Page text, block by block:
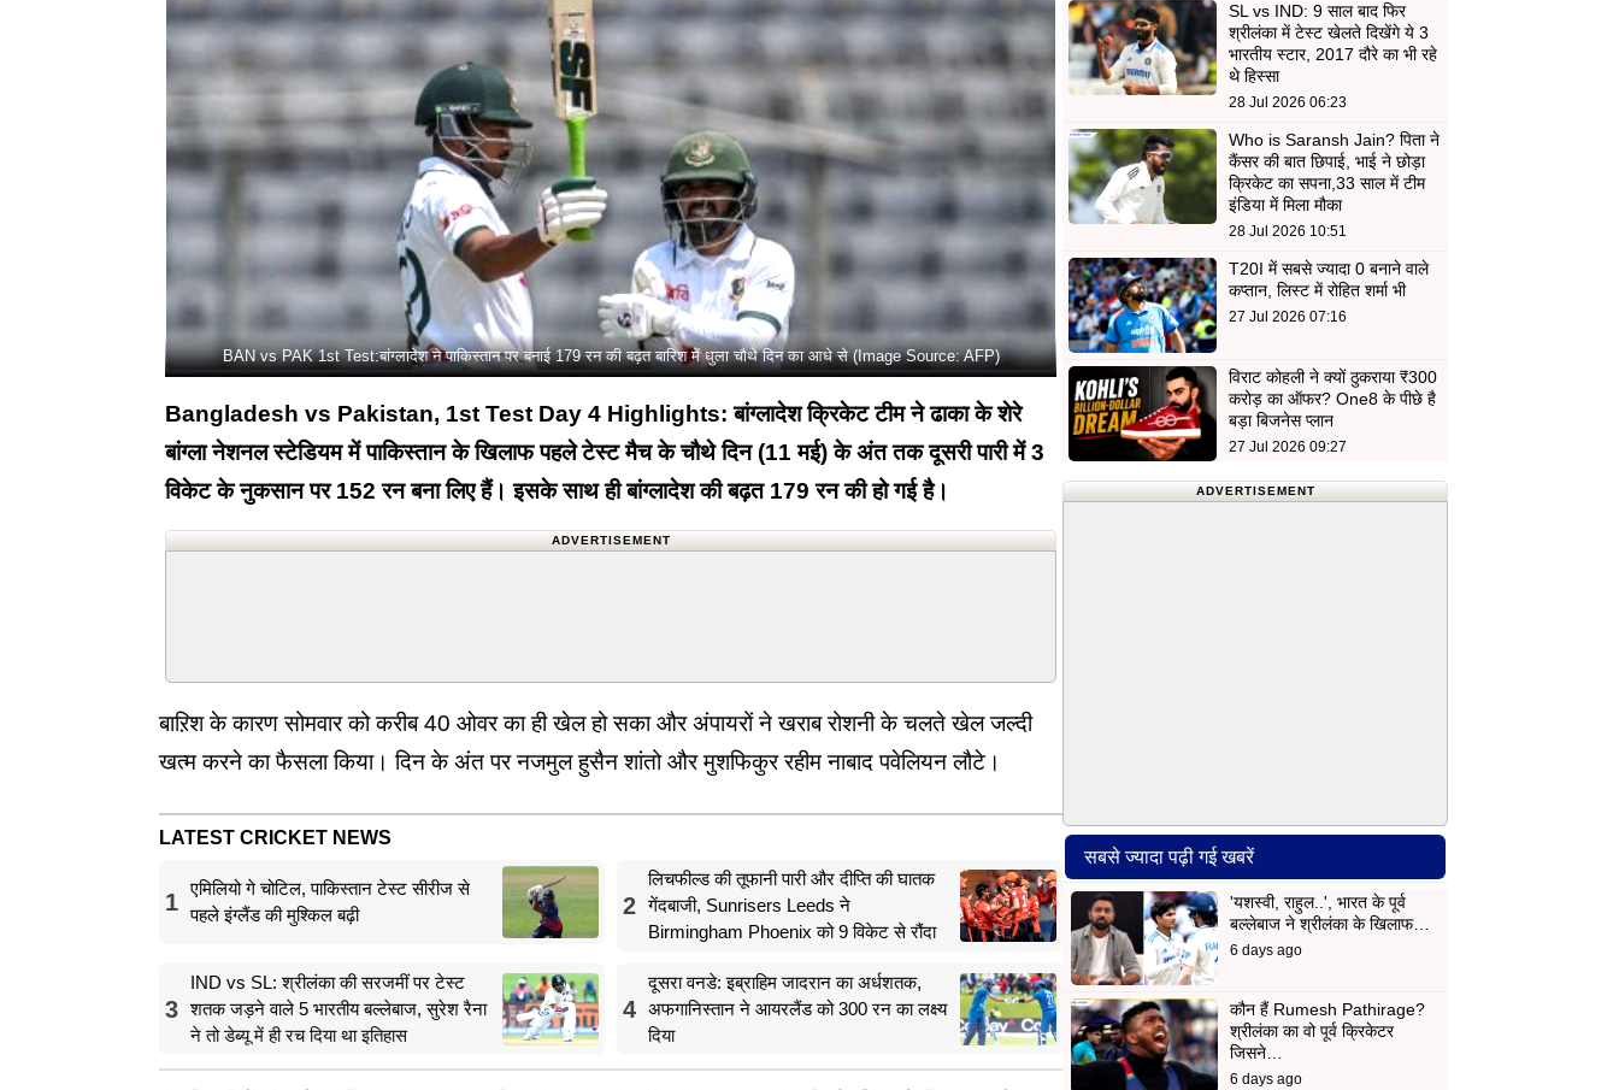
BAN vs PAK 1st Test:बांग्लादेश ने पाकिस्तान पर बनाई 179 रन की बढ़त बारिश में धुला चौथे दिन का आधे से (Image Source: AFP)
Bangladesh vs Pakistan, 1st Test Day 4 Highlights: बांग्लादेश क्रिकेट टीम ने ढाका के शेरे
बांग्ला नेशनल स्टेडियम में पाकिस्तान के खिलाफ पहले टेस्ट मैच के चौथे दिन (11 मई) के अंत तक दूसरी पारी में 3
विकेट के नुकसान पर 152 रन बना लिए हैं। इसके साथ ही बांग्लादेश की बढ़त 179 रन की हो गई है।
ADVERTISEMENT
बाऱिश के कारण सोमवार को करीब 40 ओवर का ही खेल हो सका और अंपायरों ने खराब रोशनी के चलते खेल जल्दी
खत्म करने का फैसला किया। दिन के अंत पर नजमुल हुसैन शांतो और मुशफिकुर रहीम नाबाद पवेलियन लौटे।
LATEST CRICKET NEWS
1
एमिलियो गे चोटिल, पाकिस्तान टेस्ट सीरीज से
पहले इंग्लैंड की मुश्किल बढ़ी
2
लिचफील्ड की तूफानी पारी और दीप्ति की घातक
गेंदबाजी, Sunrisers Leeds ने
Birmingham Phoenix को 9 विकेट से रौंदा
3
IND vs SL: श्रीलंका की सरजमीं पर टेस्ट
शतक जड़ने वाले 5 भारतीय बल्लेबाज, सुरेश रैना
ने तो डेब्यू में ही रच दिया था इतिहास
4
दूसरा वनडे: इब्राहिम जादरान का अर्धशतक,
अफगानिस्तान ने आयरलैंड को 300 रन का लक्ष्य
दिया
SL vs IND: 9 साल बाद फिर
श्रीलंका में टेस्ट खेलते दिखेंगे ये 3
भारतीय स्टार, 2017 दौरे का भी रहे
थे हिस्सा
28 Jul 2026 06:23
Who is Saransh Jain? पिता ने
कैंसर की बात छिपाई, भाई ने छोड़ा
क्रिकेट का सपना,33 साल में टीम
इंडिया में मिला मौका
28 Jul 2026 10:51
T20I में सबसे ज्यादा 0 बनाने वाले
कप्तान, लिस्ट में रोहित शर्मा भी
27 Jul 2026 07:16
विराट कोहली ने क्यों ठुकराया ₹300
करोड़ का ऑफर? One8 के पीछे है
बड़ा बिजनेस प्लान
27 Jul 2026 09:27
ADVERTISEMENT
सबसे ज्यादा पढ़ी गई खबरें
'यशस्वी, राहुल..', भारत के पूर्व
बल्लेबाज ने श्रीलंका के खिलाफ…
6 days ago
कौन हैं Rumesh Pathirage?
श्रीलंका का वो पूर्व क्रिकेटर
जिसने…
6 days ago